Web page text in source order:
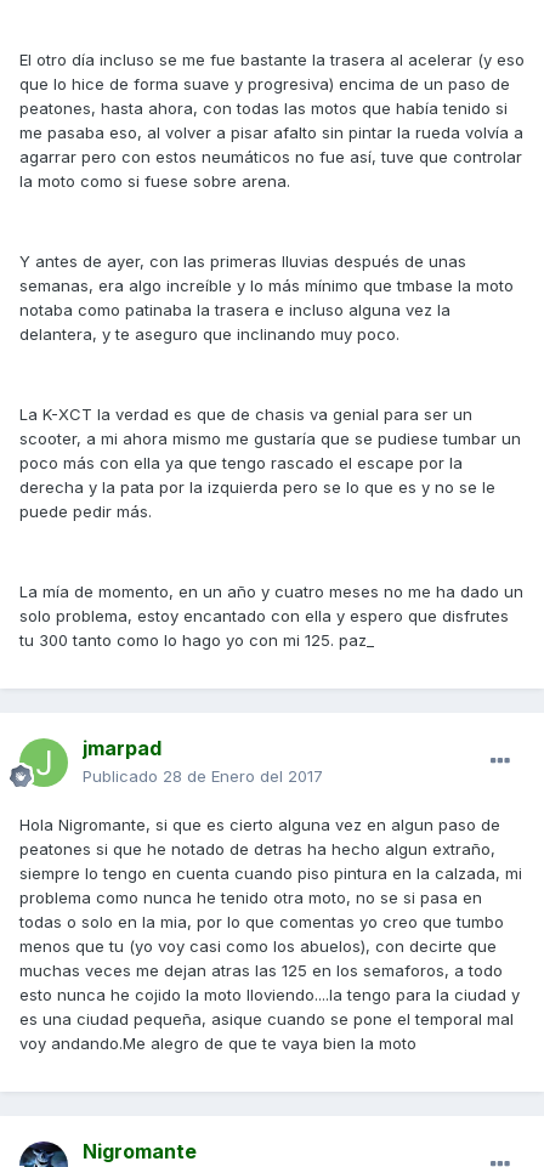
El otro día incluso se me fue bastante la trasera al acelerar (y eso
que lo hice de forma suave y progresiva) encima de un paso de
peatones, hasta ahora, con todas las motos que había tenido si
me pasaba eso, al volver a pisar afalto sin pintar la rueda volvía a
agarrar pero con estos neumáticos no fue así, tuve que controlar
la moto como si fuese sobre arena.
Y antes de ayer, con las primeras lluvias después de unas
semanas, era algo increíble y lo más mínimo que tmbase la moto
notaba como patinaba la trasera e incluso alguna vez la
delantera, y te aseguro que inclinando muy poco.
La K-XCT la verdad es que de chasis va genial para ser un
scooter, a mi ahora mismo me gustaría que se pudiese tumbar un
poco más con ella ya que tengo rascado el escape por la
derecha y la pata por la izquierda pero se lo que es y no se le
puede pedir más.
La mía de momento, en un año y cuatro meses no me ha dado un
solo problema, estoy encantado con ella y espero que disfrutes
tu 300 tanto como lo hago yo con mi 125. paz_
jmarpad
Publicado 28 de Enero del 2017
Hola Nigromante, si que es cierto alguna vez en algun paso de
peatones si que he notado de detras ha hecho algun extraño,
siempre lo tengo en cuenta cuando piso pintura en la calzada, mi
problema como nunca he tenido otra moto, no se si pasa en
todas o solo en la mia, por lo que comentas yo creo que tumbo
menos que tu (yo voy casi como los abuelos), con decirte que
muchas veces me dejan atras las 125 en los semaforos, a todo
esto nunca he cojido la moto lloviendo....la tengo para la ciudad y
es una ciudad pequeña, asique cuando se pone el temporal mal
voy andando.Me alegro de que te vaya bien la moto
Nigromante